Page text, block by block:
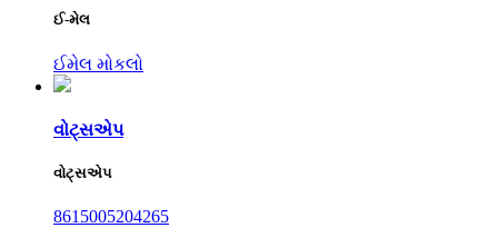
ઈ-મેલ
ઈમેલ મોકલો
વોટ્સએપ
વોટ્સએપ
8615005204265